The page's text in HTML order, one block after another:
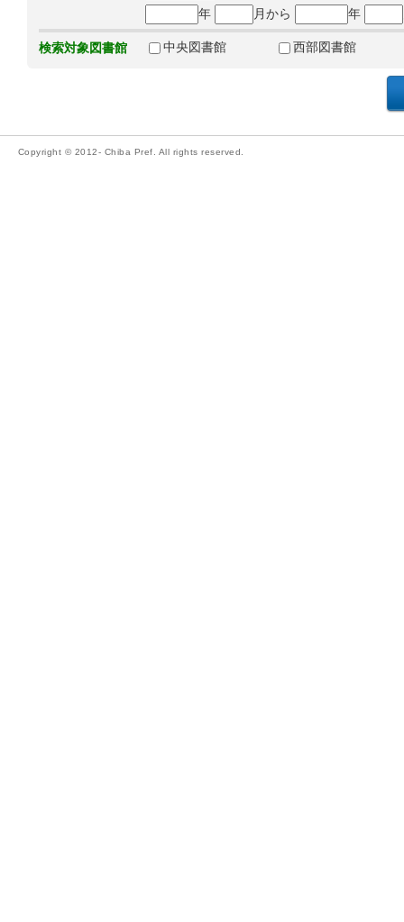
年
月から 年
検索対象図書館 中央図書館 西部図書館
Copyright © 2012- Chiba Pref. All rights reserved.